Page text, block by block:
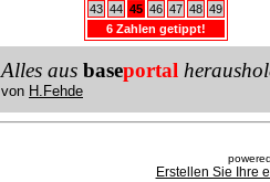
43 44 45 46 47 48 49
6 Zahlen getippt!
Alles aus baseportal
von H.Fehde
Erstellen Sie Ihre